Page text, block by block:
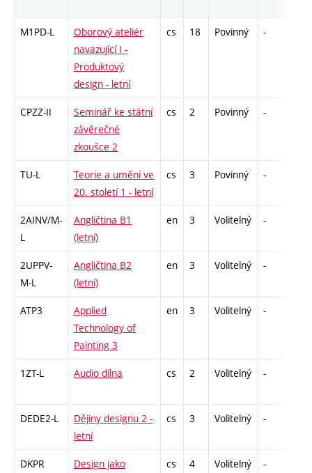
M1PD-L
Oborový ateliér
navazující I -
Produktový
design - letní
cs 18 Povinný -
CPZZ-II
Seminář ke státní
závěrečné
zkoušce 2
cs 2 Povinný -
TU-L
Teorie a umění ve
20. století 1 - letní
cs 3 Povinný -
2AINV/M-
L
Angličtina B1
(letní)
en 3 Volitelný -
2UPPV-
M-L
Angličtina B2
(letní)
en 3 Volitelný -
ATP3
Applied
Technology of
Painting 3
en 3 Volitelný -
1ZT-L Audio dílna cs 2 Volitelný -
DEDE2-L
Dějiny designu 2 -
letní
cs 3 Volitelný -
DKPR
Design jako
cs 4 Volitelný -